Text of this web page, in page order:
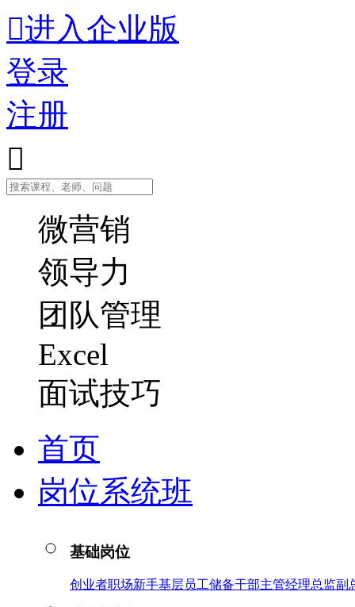
进入企业版
登录
注册

微营销
领导力
团队管理
Excel
面试技巧
首页
岗位系统班
基础岗位
创业者职场新手基层员工储备干部主管经理总监副